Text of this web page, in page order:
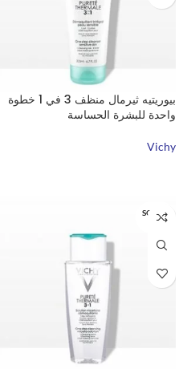
بيوريتيه ثيرمال منظف 3 في 1 خطوة
واحدة للبشرة الحساسة
Vichy
SOLD O
UT